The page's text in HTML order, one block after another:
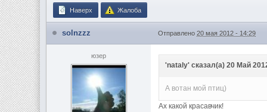
Наверх Жалоба
solnzzz Отправлено20 мая 2012 - 14:29
юзер
'nataly' сказал(а) 20 Май
А вотан мой птиц)
Ах какой красавчик!